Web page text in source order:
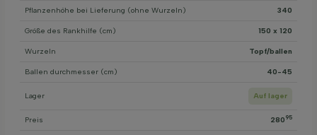
Pflanzenhöhe bei Lieferung (ohne Wurzeln) 340
Größe des Rankhilfe (cm) 150 x 120
Wurzeln Topf/ballen
Ballen durchmesser (cm) 40-45
Lager Auf lager
Preis 280 95